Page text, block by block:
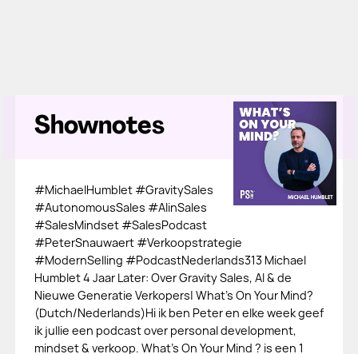
Shownotes
#MichaelHumblet #GravitySales
#AutonomousSales #AIinSales
#SalesMindset #SalesPodcast
#PeterSnauwaert #Verkoopstrategie
#ModernSelling #PodcastNederlands313 Michael
Humblet 4 Jaar Later: Over Gravity Sales, AI & de
Nieuwe Generatie Verkopers| What's On Your Mind?
(Dutch/Nederlands)Hi ik ben Peter en elke week geef
ik jullie een podcast over personal development,
mindset & verkoop. What's On Your Mind ? is een 1